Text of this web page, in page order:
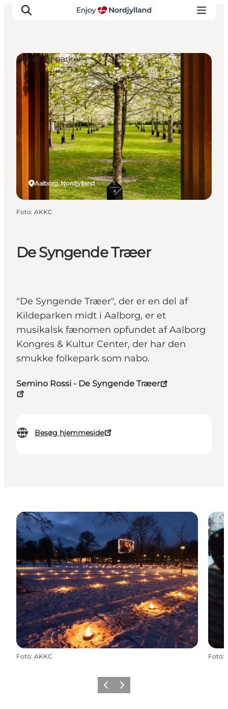
Oplevelser og aktiviteter
Planlæg din tur
Byer og steder
Guides
Det sker
For børn
De Syngende Træer
"De Syngende Træer", der er en del af
Kildeparken midt i Aalborg, er et
musikalsk fænomen opfundet af Aalborg
Kongres & Kultur Center, der har den
smukke folkepark som nabo.
Semino Rossi - De Syngende Træer
Besøg hjemmeside
Aalborg, Nordjylland
Haver og parker
Foto: AKKC
Foto: AKKC Foto:
ForrigeNæste